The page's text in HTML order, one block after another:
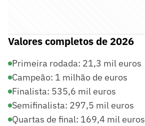
Valores completos de 2026
Primeira rodada: 21,3 mil euros
Campeão: 1 milhão de euros
Finalista: 535,6 mil euros
Semifinalista: 297,5 mil euros
Quartas de final: 169,4 mil euros